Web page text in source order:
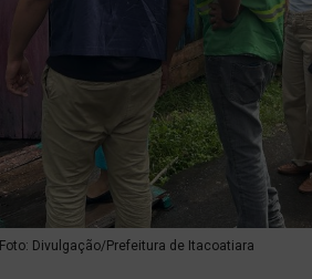
Foto: Divulgação/Prefeitura de Itacoatiara